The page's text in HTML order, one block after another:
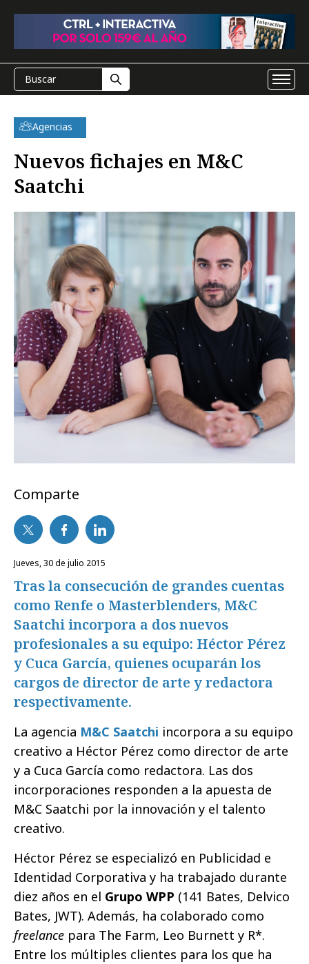
Agencias
Nuevos fichajes en M&C
Saatchi
Comparte
jueves, 30 de julio 2015
Tras la consecución de grandes cuentas
como Renfe o Masterblenders, M&C
Saatchi incorpora a dos nuevos
profesionales a su equipo: Héctor Pérez
y Cuca García, quienes ocuparán los
cargos de director de arte y redactora
respectivamente.
La agencia M&C Saatchi incorpora a su equipo
creativo a Héctor Pérez como director de arte
y a Cuca García como redactora. Las dos
incorporaciones responden a la apuesta de
M&C Saatchi por la innovación y el talento
creativo.
Héctor Pérez se especializó en Publicidad e
Identidad Corporativa y ha trabajado durante
diez años en el Grupo WPP (141 Bates, Delvico
Bates, JWT). Además, ha colaborado como
freelance para The Farm, Leo Burnett y R*.
Entre los múltiples clientes para los que ha